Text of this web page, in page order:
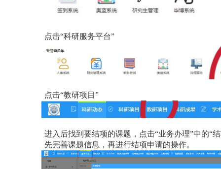
点击“科研服务平台”
点击“教研项目”
进入后找到要结项的课题，点击“业务办理”中的“
先完善课题信息，再进行结项申请的操作。